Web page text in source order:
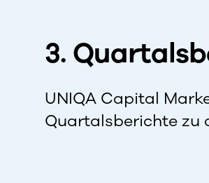
3.
UNIQA Capital
Quartalsberichte zu